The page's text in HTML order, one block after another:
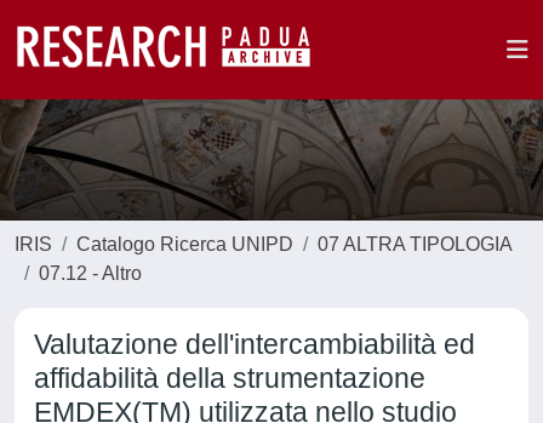
IRIS Catalogo Ricerca UNIPD
07 ALTRA TIPOLOGIA
07.12 - Altro
Valutazione dell'intercambiabilità ed
affidabilità della strumentazione
EMDEX(TM) utilizzata nello studio